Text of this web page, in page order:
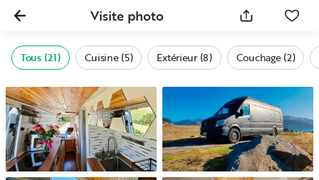
Visite photo
Tous (21) Cuisine (5) Extérieur (8) Couchage (2)